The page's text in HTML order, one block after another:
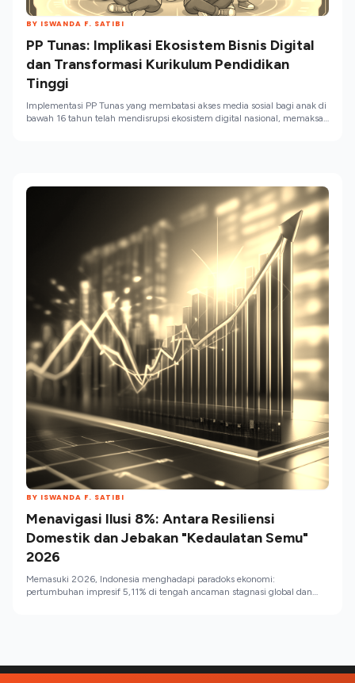
BY ISWANDA F. SATIBI
PP Tunas: Implikasi Ekosistem Bisnis Digital
dan Transformasi Kurikulum Pendidikan
Tinggi
Implementasi PP Tunas yang membatasi akses media sosial bagi anak di
bawah 16 tahun telah mendisrupsi ekosistem digital nasional, memaksa
depan diwajibkan menguasai kompetensi ganda yang memadukan
ketajaman analitik komersial dengan kepatuhan hukum dan etika siber.
BY ISWANDA F. SATIBI
Menavigasi Ilusi 8%: Antara Resiliensi
Domestik dan Jebakan "Kedaulatan Semu"
2026
Memasuki 2026, Indonesia menghadapi paradoks ekonomi:
pertumbuhan impresif 5,11% di tengah ancaman stagnasi global dan
transformasi struktural yang produktif.